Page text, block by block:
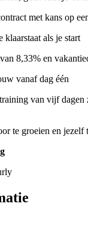
met kans op
klaarstaat als je start
8,33% en
vanaf dag één
van vijf dagen
te groeien en jezelf